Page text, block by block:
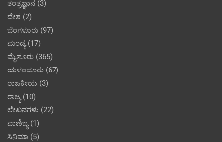
ತಂತ್ರಜ್ಞಾನ (3)
ದೇಶ (2)
ಬೆಂಗಳೂರು (97)
ಮಂಡ್ಯ(17)
ಮೈಸೂರು (365)
ಯಳಂದೂರು (67)
ರಾಜಕೀಯ (3)
ರಾಜ್ಯ(10)
ಲೇಖನಗಳು (22)
ವಾಣಿಜ್ಯ(1)
ಸಿನಿಮಾ (5)